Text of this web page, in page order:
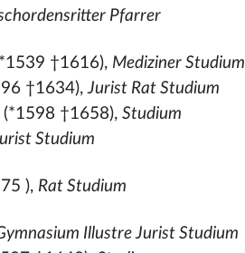
Pfarrer
†1616), Mediziner Studium
†1634),Jurist Rat Studium
(*1598 †1658),Studium
Studium
), Rat Studium
Illustre Jurist Studium